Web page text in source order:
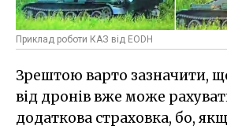
Приклад роботи КАЗ від EODH
Зрештою варто зазначити,
від дронів вже може
додаткова страховка, бо,